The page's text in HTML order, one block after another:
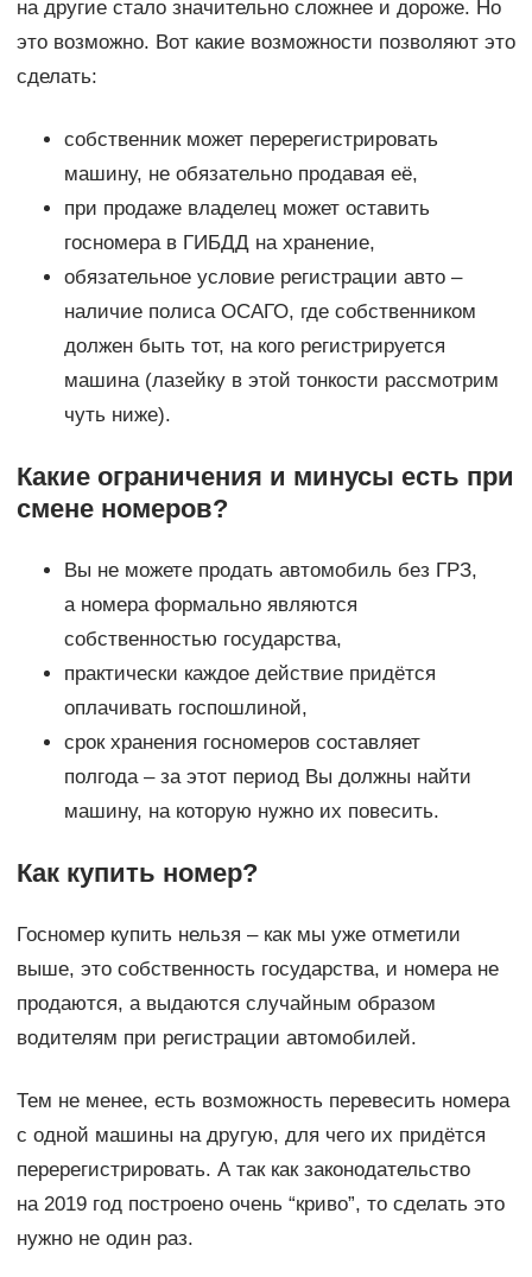
на другие стало значительно сложнее и дороже. Но
это возможно. Вот какие возможности позволяют это
сделать:
собственник может перерегистрировать
машину, не обязательно продавая её,
при продаже владелец может оставить
госномера в ГИБДД на хранение,
обязательное условие регистрации авто –
наличие полиса ОСАГО, где собственником
должен быть тот, на кого регистрируется
машина (лазейку в этой тонкости рассмотрим
чуть ниже).
Какие ограничения и минусы есть при
смене номеров?
Вы не можете продать автомобиль без ГРЗ,
а номера формально являются
собственностью государства,
практически каждое действие придётся
оплачивать госпошлиной,
срок хранения госномеров составляет
полгода – за этот период Вы должны найти
машину, на которую нужно их повесить.
Как купить номер?
Госномер купить нельзя – как мы уже отметили
выше, это собственность государства, и номера не
продаются, а выдаются случайным образом
водителям при регистрации автомобилей.
Тем не менее, есть возможность перевесить номера
с одной машины на другую, для чего их придётся
перерегистрировать. А так как законодательство
на 2019 год построено очень “криво”, то сделать это
нужно не один раз.